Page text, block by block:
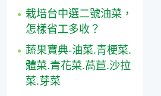
栽培台中選二號油菜，
怎樣省工多收？
蔬果寶典-油菜.青梗菜.
體菜.青花菜.萵苣.沙拉
菜.芽菜